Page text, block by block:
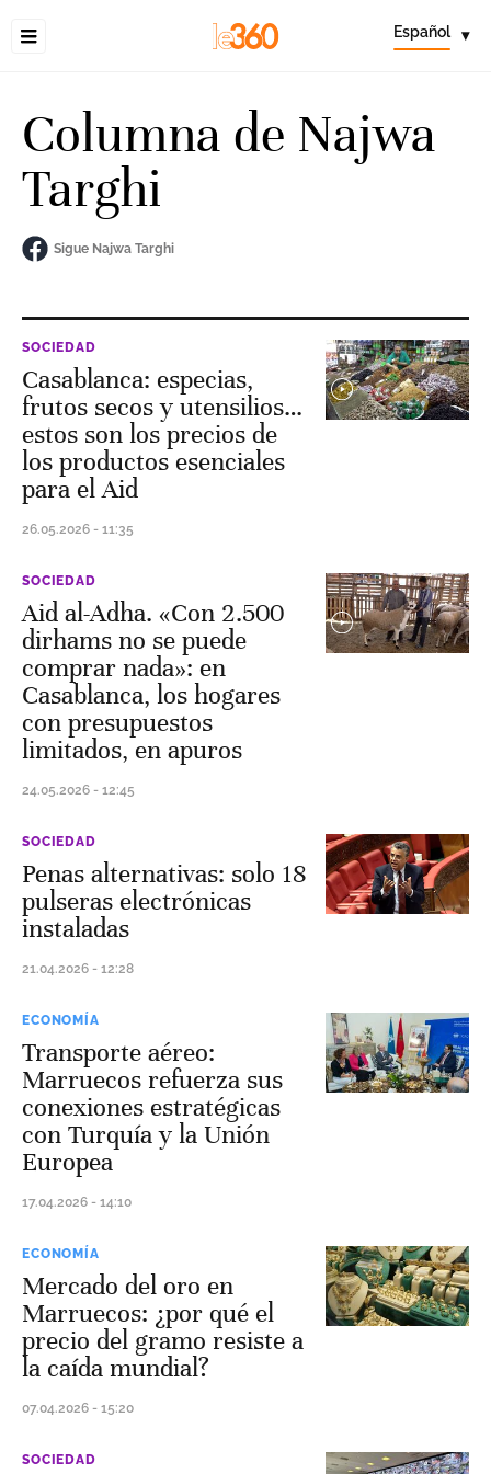
Español ▾
Columna de Najwa
Targhi
Sigue Najwa Targhi
SOCIEDAD
Casablanca: especias,
frutos secos y utensilios…
estos son los precios de
los productos esenciales
para el Aid
26.05.2026 - 11:35
SOCIEDAD
Aid al-Adha. «Con 2.500
dirhams no se puede
comprar nada»: en
Casablanca, los hogares
con presupuestos
limitados, en apuros
24.05.2026 - 12:45
SOCIEDAD
Penas alternativas: solo 18
pulseras electrónicas
instaladas
21.04.2026 - 12:28
ECONOMÍA
Transporte aéreo:
Marruecos refuerza sus
conexiones estratégicas
con Turquía y la Unión
Europea
17.04.2026 - 14:10
ECONOMÍA
Mercado del oro en
Marruecos: ¿por qué el
precio del gramo resiste a
la caída mundial?
07.04.2026 - 15:20
SOCIEDAD